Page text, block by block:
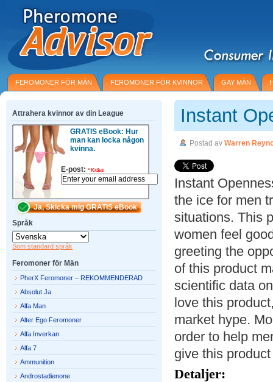
FEROMONER FÖR MÄN FEROMONER FÖR KVINNOR GAY MÄN
Instant
Postad av Warren
Instant
the ice for men
situations. This
women feel
greeting the
of this product
scientific data
love this
market hype.
order to help
give this product
Detaljer:
Attrahera kvinnor av din League
GRATIS eBook: Hur
man kan locka någon
kvinna.
E-post: *Krävs
Språk
Som standard språk
Feromoner för Män
PherX Feromoner – REKOMMENDERAD
Absolut Ja
Alfa Man
Alter Ego Feromoner
Alfa Inverkan
Alfa 7
Ammunition
Androstadienone